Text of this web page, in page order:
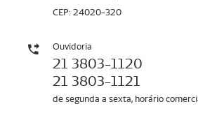
CEP: 24020-320
Ouvidoria
21 3803-1120
21 3803-1121
de segunda a sexta, horário